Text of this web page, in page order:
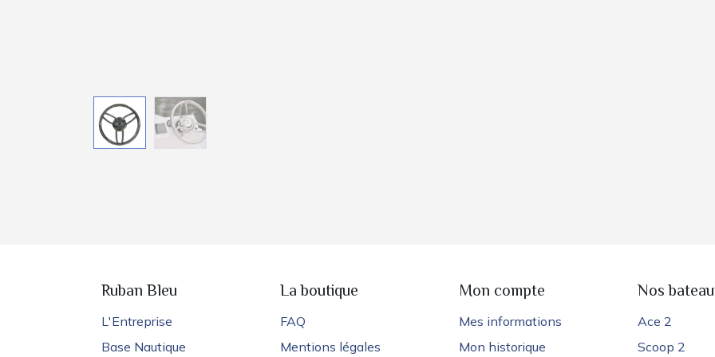
Ruban Bleu
L'Entreprise
Base Nautique
La boutique
FAQ
Mentions légales
Mon compte
Mes informations
Mon historique
Nos
Ace 2
Scoop 2